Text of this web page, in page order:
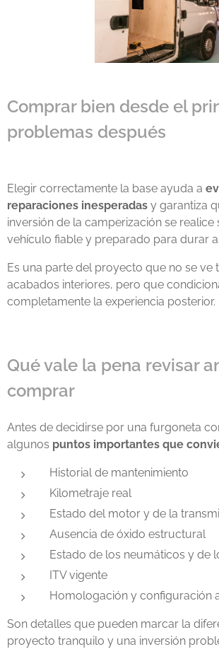
Comprar bien desde el
problemas después
Elegir correctamente la base ayuda a
reparaciones inesperadas y garantiza
inversión de la camperización se realice
vehículo fiable y preparado para durar
Es una parte del proyecto que no se ve
acabados interiores, pero que
completamente la experiencia posterior.
Qué vale la pena revisar
comprar
Antes de decidirse por una furgoneta
algunos puntos importantes que
Historial de mantenimiento
Kilometraje real
Estado del motor y de la
Ausencia de óxido estructural
Estado de los neumáticos y de
ITV vigente
Homologación y configuración
Son detalles que pueden marcar la
proyecto tranquilo y una inversión